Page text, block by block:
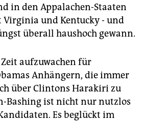
in den Appalachen-Staaten
Virginia und Kentucky - und
überall haushoch gewann.
aufzuwachen für
Anhängern, die immer
über Clintons Harakiri zu
Bashing ist nicht nur nutzlos
Es beglückt im